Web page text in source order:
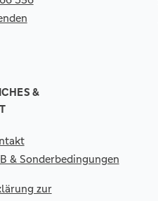
&
& Sonderbedingungen
zur